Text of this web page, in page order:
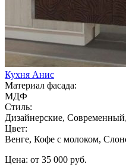
Кухня Анис
Материал фасада:
МДФ
Стиль:
Дизайнерские,
Цвет:
Венге, Кофе с молоком,
Цена: от 35 000 руб.